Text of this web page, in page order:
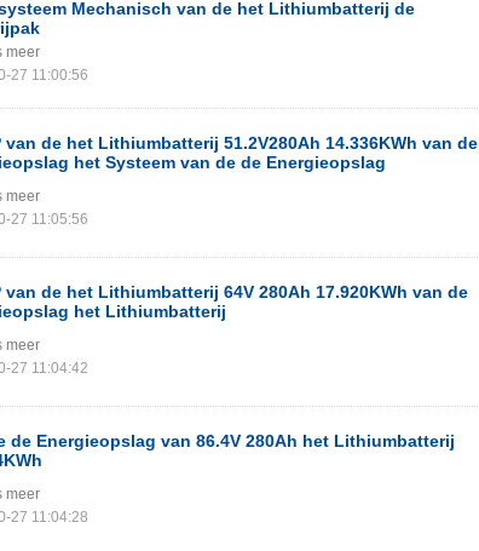
Mechanisch van de het Lithiumbatterij de
meer
27 11:00:56
van de het Lithiumbatterij 51.2V280Ah 14.336KWh van de
het Systeem van de de Energieopslag
meer
27 11:05:56
van de het Lithiumbatterij 64V 280Ah 17.920KWh van de
het Lithiumbatterij
meer
27 11:04:42
de Energieopslag van 86.4V 280Ah het Lithiumbatterij
meer
27 11:04:28